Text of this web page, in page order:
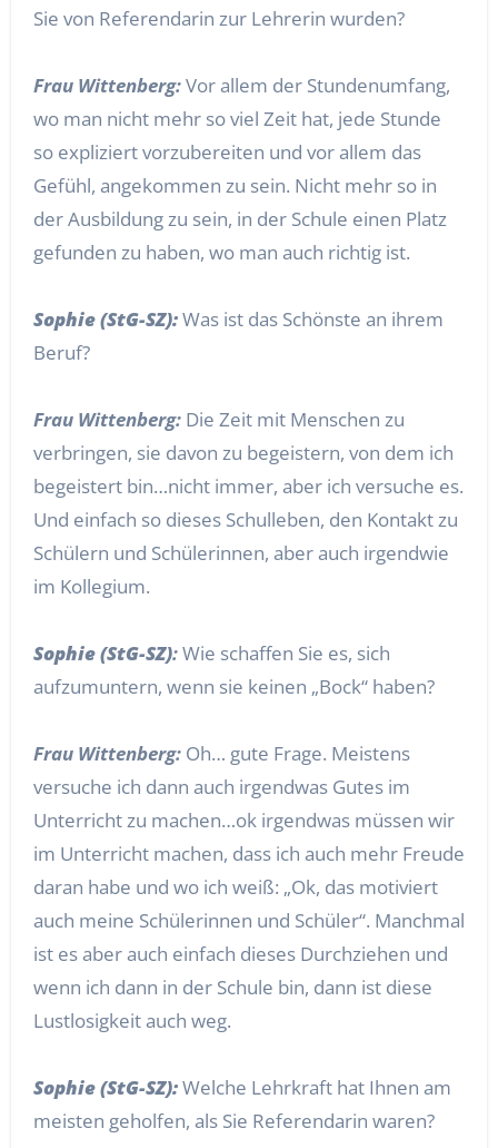
Sie von Referendarin zur Lehrerin wurden?
Frau Wittenberg:Vor allem der Stundenumfang,
wo man nicht mehr so viel Zeit hat, jede Stunde
so expliziert vorzubereiten und vor allem das
Gefühl, angekommen zu sein. Nicht mehr so in
der Ausbildung zu sein, in der Schule einen Platz
gefunden zu haben, wo man auch richtig ist.
Sophie (StG-SZ):Was ist das Schönste an ihrem
Beruf?
Frau Wittenberg:Die Zeit mit Menschen zu
verbringen, sie davon zu begeistern, von dem ich
begeistert bin…nicht immer, aber ich versuche es.
Und einfach so dieses Schulleben, den Kontakt zu
Schülern und Schülerinnen, aber auch irgendwie
im Kollegium.
Sophie (StG-SZ):Wie schaffen Sie es, sich
aufzumuntern, wenn sie keinen „Bock“ haben?
Frau Wittenberg:Oh… gute Frage. Meistens
versuche ich dann auch irgendwas Gutes im
Unterricht zu machen…ok irgendwas müssen wir
im Unterricht machen, dass ich auch mehr Freude
daran habe und wo ich weiß: „Ok, das motiviert
auch meine Schülerinnen und Schüler“. Manchmal
ist es aber auch einfach dieses Durchziehen und
wenn ich dann in der Schule bin, dann ist diese
Lustlosigkeit auch weg.
Sophie (StG-SZ):Welche Lehrkraft hat Ihnen am
meisten geholfen, als Sie Referendarin waren?